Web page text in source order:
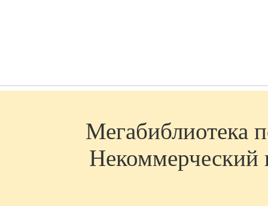
Мегабиблиотека
Некоммерческий